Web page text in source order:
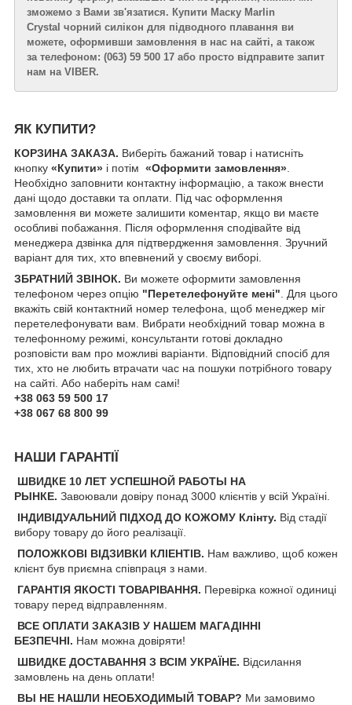
зможемо з Вами зв'язатися. Купити Маску Marlin
Crystal чорний силікон для підводного плавання ви
можете, оформивши замовлення в нас на сайті, а також
за телефоном: (063) 59 500 17 або просто відправите запит
нам на VIBER.
ЯК КУПИТИ?
КОРЗИНА ЗАКАЗА. Виберіть бажаний товар і натисніть
кнопку «Купити» і потім «Оформити замовлення».
Необхідно заповнити контактну інформацію, а також внести
дані щодо доставки та оплати. Під час оформлення
замовлення ви можете залишити коментар, якщо ви маєте
особливі побажання. Після оформлення сподівайте від
менеджера дзвінка для підтвердження замовлення. Зручний
варіант для тих, хто впевнений у своєму виборі.
ЗБРАТНИЙ ЗВІНОК. Ви можете оформити замовлення
телефоном через опцію "Перетелефонуйте мені". Для цього
вкажіть свій контактний номер телефона, щоб менеджер міг
перетелефонувати вам. Вибрати необхідний товар можна в
телефонному режимі, консультанти готові докладно
розповісти вам про можливі варіанти. Відповідний спосіб для
тих, хто не любить втрачати час на пошуки потрібного товару
на сайті. Або наберіть нам самі! ​
+38 063 59 500 17
+38 067 68 800 99
НАШИ ГАРАНТІЇ
ШВИДКЕ 10 ЛЕТ УСПЕШНОЙ РАБОТЫ НА
РЫНКЕ. Завоювали довіру понад 3000 клієнтів у всій Україні.
ІНДИВІДУАЛЬНИЙ ПІДХОД ДО КОЖОМУ Клінту. Від стадії
вибору товару до його реалізації.
ПОЛОЖКОВІ ВІДЗИВКИ КЛІЕНТІВ. Нам важливо, щоб кожен
клієнт був приємна співпраця з нами.
ГАРАНТІЯ ЯКОСТІ ТОВАРІВАННЯ. Перевірка кожної одиниці
товару перед відправленням.
ВСЕ ОПЛАТИ ЗАКАЗІВ У НАШЕМ МАГАДІННІ
БЕЗПЕЧНІ. Нам можна довіряти!
ШВИДКЕ ДОСТАВАННЯ З ВСІМ УКРАЇНЕ. Відсилання
замовлень на день оплати!
ВЫ НЕ НАШЛИ НЕОБХОДИМЫЙ ТОВАР? Ми замовимо